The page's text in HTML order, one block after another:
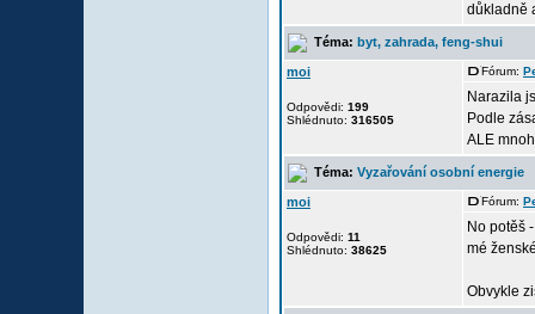
důkladně
Téma: byt, zahrada, feng-shui
moi
Odpovědi: 199
Shlédnuto: 316505
Fórum:
Narazila
Podle
ALE
Téma: Vyzařování osobní energie
moi
Odpovědi: 11
Shlédnuto: 38625
Fórum:
No potěš
mé
Obvykle